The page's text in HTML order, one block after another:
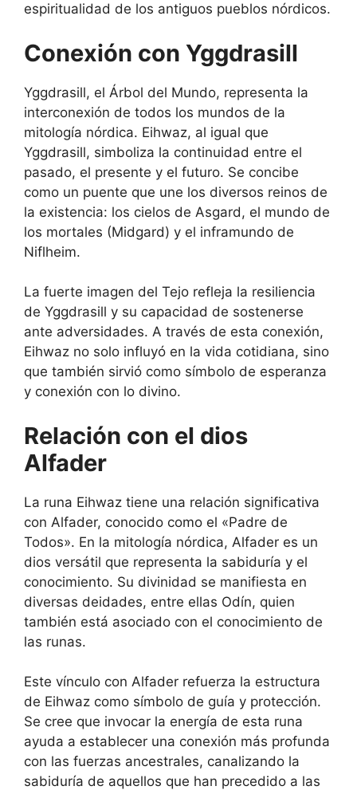
espiritualidad de los antiguos pueblos nórdicos.
Conexión con Yggdrasill
Yggdrasill, el Árbol del Mundo, representa la
interconexión de todos los mundos de la
mitología nórdica. Eihwaz, al igual que
Yggdrasill, simboliza la continuidad entre el
pasado, el presente y el futuro. Se concibe
como un puente que une los diversos reinos de
la existencia: los cielos de Asgard, el mundo de
los mortales (Midgard) y el inframundo de
Niflheim.
La fuerte imagen del Tejo refleja la resiliencia
de Yggdrasill y su capacidad de sostenerse
ante adversidades. A través de esta conexión,
Eihwaz no solo influyó en la vida cotidiana, sino
que también sirvió como símbolo de esperanza
y conexión con lo divino.
Relación con el dios
Alfader
La runa Eihwaz tiene una relación significativa
con Alfader, conocido como el «Padre de
Todos». En la mitología nórdica, Alfader es un
dios versátil que representa la sabiduría y el
conocimiento. Su divinidad se manifiesta en
diversas deidades, entre ellas Odín, quien
también está asociado con el conocimiento de
las runas.
Este vínculo con Alfader refuerza la estructura
de Eihwaz como símbolo de guía y protección.
Se cree que invocar la energía de esta runa
ayuda a establecer una conexión más profunda
con las fuerzas ancestrales, canalizando la
sabiduría de aquellos que han precedido a las